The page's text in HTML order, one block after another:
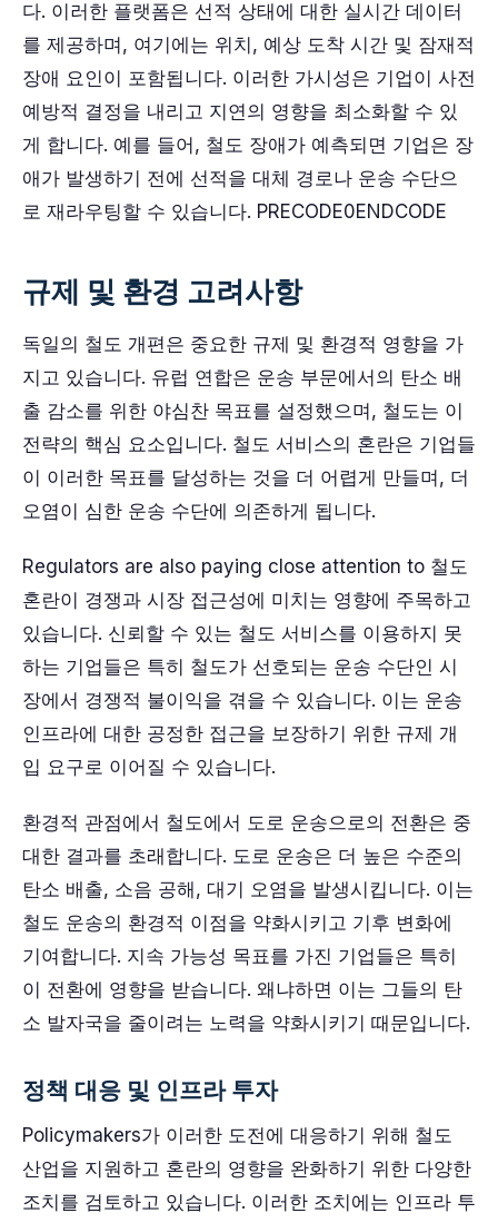
다. 이러한 플랫폼은 선적 상태에 대한 실시간 데이터
를 제공하며, 여기에는 위치, 예상 도착 시간 및 잠재적
장애 요인이 포함됩니다. 이러한 가시성은 기업이 사전
예방적 결정을 내리고 지연의 영향을 최소화할 수 있
게 합니다. 예를 들어, 철도 장애가 예측되면 기업은 장
애가 발생하기 전에 선적을 대체 경로나 운송 수단으
로 재라우팅할 수 있습니다. PRECODE0ENDCODE
규제 및 환경 고려사항
독일의 철도 개편은 중요한 규제 및 환경적 영향을 가
지고 있습니다. 유럽 연합은 운송 부문에서의 탄소 배
출 감소를 위한 야심찬 목표를 설정했으며, 철도는 이
전략의 핵심 요소입니다. 철도 서비스의 혼란은 기업들
이 이러한 목표를 달성하는 것을 더 어렵게 만들며, 더
오염이 심한 운송 수단에 의존하게 됩니다.
Regulators are also paying close attention to 철도
혼란이 경쟁과 시장 접근성에 미치는 영향에 주목하고
있습니다. 신뢰할 수 있는 철도 서비스를 이용하지 못
하는 기업들은 특히 철도가 선호되는 운송 수단인 시
장에서 경쟁적 불이익을 겪을 수 있습니다. 이는 운송
인프라에 대한 공정한 접근을 보장하기 위한 규제 개
입 요구로 이어질 수 있습니다.
환경적 관점에서 철도에서 도로 운송으로의 전환은 중
대한 결과를 초래합니다. 도로 운송은 더 높은 수준의
탄소 배출, 소음 공해, 대기 오염을 발생시킵니다. 이는
철도 운송의 환경적 이점을 약화시키고 기후 변화에
기여합니다. 지속 가능성 목표를 가진 기업들은 특히
이 전환에 영향을 받습니다. 왜냐하면 이는 그들의 탄
소 발자국을 줄이려는 노력을 약화시키기 때문입니다.
정책 대응 및 인프라 투자
Policymakers가 이러한 도전에 대응하기 위해 철도
산업을 지원하고 혼란의 영향을 완화하기 위한 다양한
조치를 검토하고 있습니다. 이러한 조치에는 인프라 투